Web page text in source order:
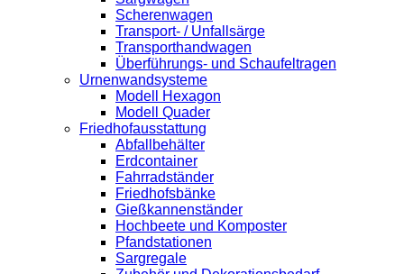
Scherenwagen
Transport- / Unfallsärge
Transporthandwagen
Überführungs- und Schaufeltragen
Urnenwandsysteme
Modell Hexagon
Modell Quader
Friedhofausstattung
Abfallbehälter
Erdcontainer
Fahrradständer
Friedhofsbänke
Gießkannenständer
Hochbeete und Komposter
Pfandstationen
Sargregale